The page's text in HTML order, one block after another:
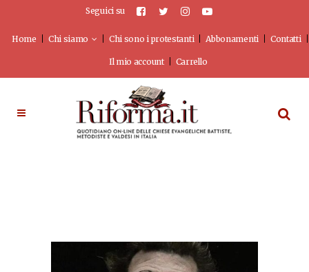
Seguici su
Home Chi siamo Chi sono i protestanti Abbonamenti Contatti
Il mio account Carrello